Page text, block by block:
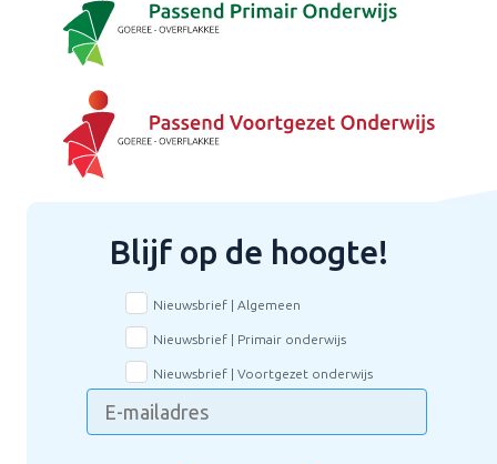
Blijf op de hoogte!
Nieuwsbrief | Algemeen
Nieuwsbrief | Primair onderwijs
Nieuwsbrief | Voortgezet onderwijs